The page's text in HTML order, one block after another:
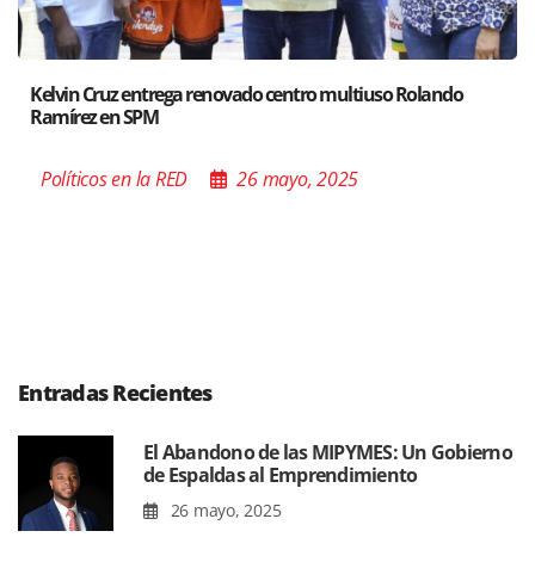
centro multiuso Rolando
26 mayo, 2025
Santiago acoge
Entradas Recientes
El Abandono de las MIPYMES: Un Gobierno
de Espaldas al Emprendimiento
26 mayo, 2025